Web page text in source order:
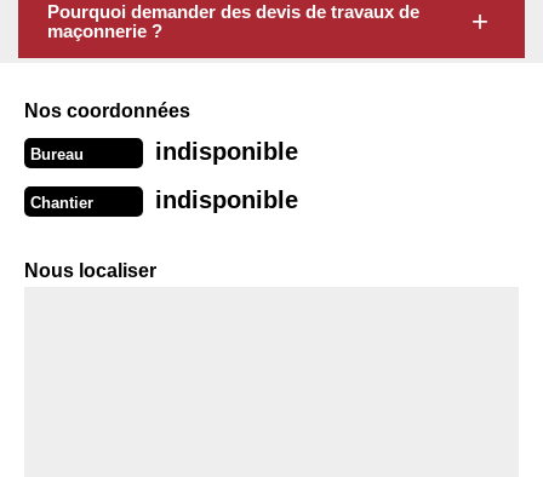
Pourquoi demander des devis de travaux de
maçonnerie ?
Nos coordonnées
Bureau indisponible
Chantier indisponible
Nous localiser